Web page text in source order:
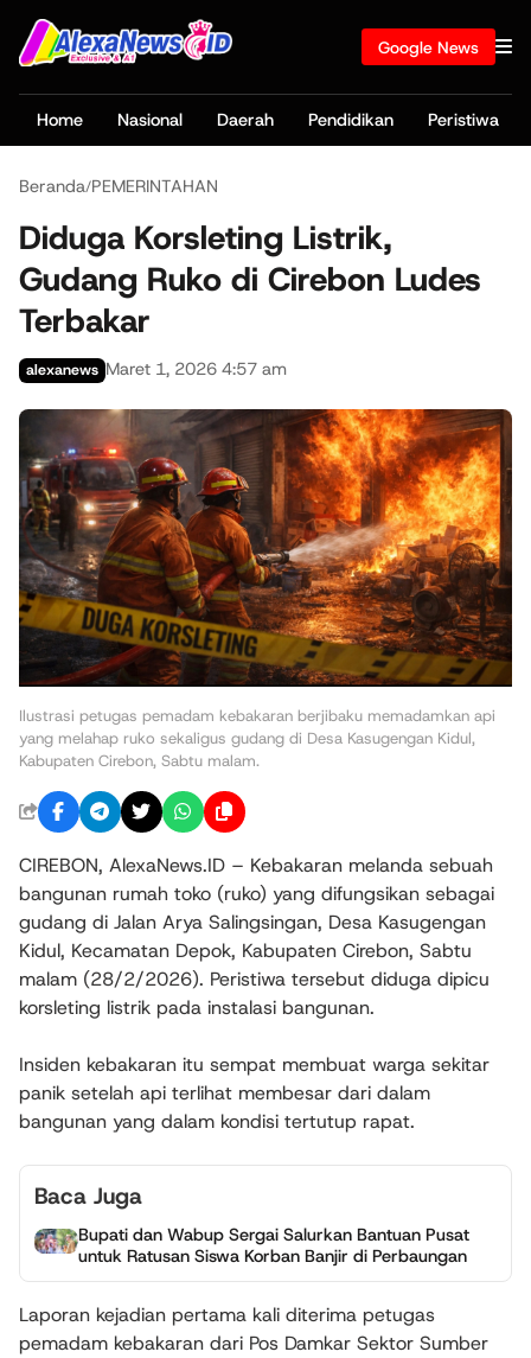
Google News
Home Nasional Daerah Pendidikan Peristiwa
Beranda/PEMERINTAHAN
Diduga Korsleting Listrik,
Gudang Ruko di Cirebon Ludes
Terbakar
alexanews Maret 1, 2026 4:57 am
Ilustrasi petugas pemadam kebakaran berjibaku memadamkan api
yang melahap ruko sekaligus gudang di Desa Kasugengan Kidul,
Kabupaten Cirebon, Sabtu malam.
CIREBON, AlexaNews.ID – Kebakaran melanda sebuah
bangunan rumah toko (ruko) yang difungsikan sebagai
gudang di Jalan Arya Salingsingan, Desa Kasugengan
Kidul, Kecamatan Depok, Kabupaten Cirebon, Sabtu
malam (28/2/2026). Peristiwa tersebut diduga dipicu
korsleting listrik pada instalasi bangunan.
Insiden kebakaran itu sempat membuat warga sekitar
panik setelah api terlihat membesar dari dalam
bangunan yang dalam kondisi tertutup rapat.
Baca Juga
Bupati dan Wabup Sergai Salurkan Bantuan Pusat
untuk Ratusan Siswa Korban Banjir di Perbaungan
Laporan kejadian pertama kali diterima petugas
pemadam kebakaran dari Pos Damkar Sektor Sumber